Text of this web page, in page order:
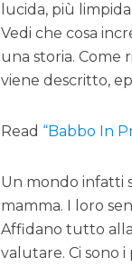
lucida, più
Vedi che cosa
una storia. Come
viene descritto,
Read “Babbo In
Un mondo infatti
mamma. I loro
Affidano tutto alla
valutare. Ci sono